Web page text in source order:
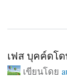
เฟส บุคค์ดโ
เขียนโดย